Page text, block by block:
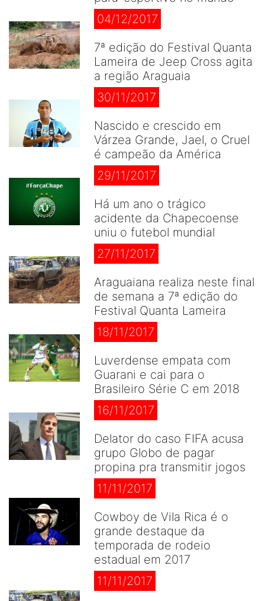
04/12/2017
7ª edição do Festival Quanta
Lameira de Jeep Cross agita
a região Araguaia
30/11/2017
Nascido e crescido em
Várzea Grande, Jael, o Cruel
é campeão da América
29/11/2017
Há um ano o trágico
acidente da Chapecoense
uniu o futebol mundial
27/11/2017
Araguaiana realiza neste final
de semana a 7ª edição do
Festival Quanta Lameira
18/11/2017
Luverdense empata com
Guarani e cai para o
Brasileiro Série C em 2018
16/11/2017
Delator do caso FIFA acusa
grupo Globo de pagar
propina pra transmitir jogos
11/11/2017
Cowboy de Vila Rica é o
grande destaque da
temporada de rodeio
estadual em 2017
11/11/2017